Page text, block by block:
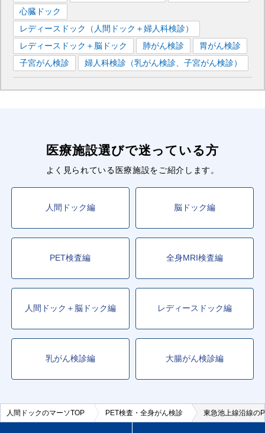
心臓ドック
レディースドック（人間ドック＋婦人科検診）
レディースドック＋脳ドック
肺がん検診
胃がん検診
子宮がん検診
婦人科検診（乳がん検診、子宮がん検診）
医療施設選びで迷っている方
よく見られている医療施設をご紹介します。
人間ドック編 脳ドック編
PET検査編 全身MRI検査編
人間ドック＋脳ドック編 レディースドック編
乳がん検診編 大腸がん検診編
人間ドックのマーソTOP PET検査・全身がん検診 東急池上線沿線の